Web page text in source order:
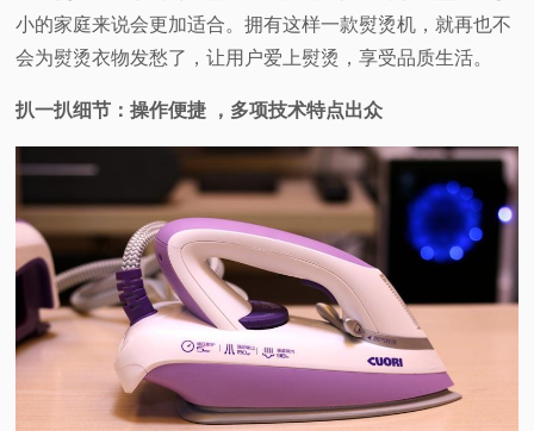
小的家庭来说会更加适合。拥有这样一款熨烫机，就再也不
会为熨烫衣物发愁了，让用户爱上熨烫，享受品质生活。
扒一扒细节：操作便捷 ，多项技术特点出众